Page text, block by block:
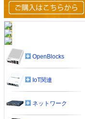
OpenBlocks
IoT関連
ネットワーク